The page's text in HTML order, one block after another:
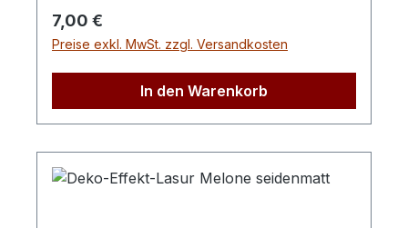
Farbstabilität.Wir empfehlen zum Streichen
unsere Lackierpinsel (Best.-Nr.:1753, 1754,
1755) mit reinen hellen China Borsten,
Wulstbleche und braun lackierten Stielen.
Regulärer Preis:
7,00 €
Preise exkl. MwSt. zzgl. Versandkosten
In den Warenkorb